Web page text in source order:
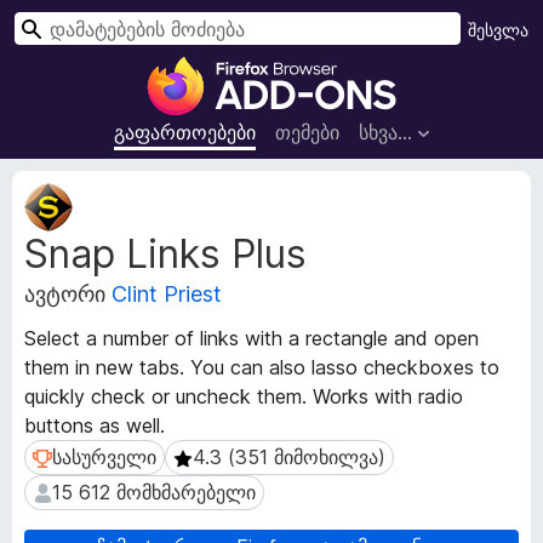
F
r
e
x
-
რ
ა
უ
ე
რ
ს
გაფართოებები თემები სხვა…
შესვლა
ძ
Snap Links Plus
ავტორი Clint Priest
Select a number of links with a rectangle and open
them in new tabs. You can also lasso checkboxes to
quickly check or uncheck them. Works with radio
buttons as well.
სასურველი
სასურველი 4.3 (351 მიმოხილვა)
4.3 (351 მიმოხილვა)
15 612 მომხმარებელი
15 612 მომხმარებელი
გ
ა
ფ
ა
რ
ო
ე
ბ
ი
ს
მ
ო
ნ